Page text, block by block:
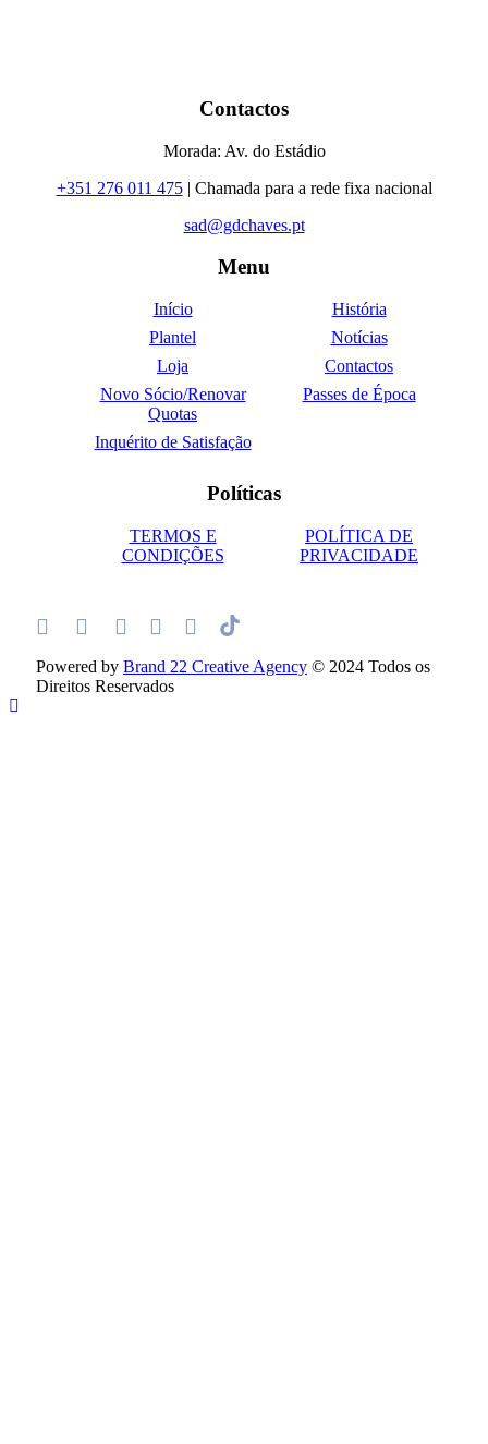
Contactos
Morada: Av. do Estádio
+351 276 011 475| Chamada para a rede fixa nacional
sad@gdchaves.pt
Menu
Início
História
Plantel
Notícias
Loja
Contactos
Novo Sócio/Renovar
Quotas
Passes de Época
Inquérito de Satisfação
Políticas
TERMOS E
CONDIÇÕES
POLÍTICA DE
PRIVACIDADE
Powered by Brand 22 Creative Agency © 2024 Todos os
Direitos Reservados